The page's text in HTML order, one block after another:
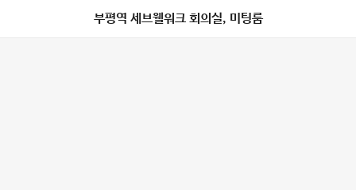
부평역 세브웰워크 회의실, 미팅룸